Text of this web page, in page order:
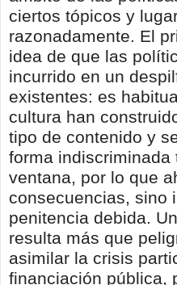
ciertos tópicos y
razonadamente. El
idea de que las
incurrido en un
existentes: es
cultura han
tipo de contenido y
forma
ventana, por lo que
consecuencias, sino
penitencia debida.
resulta más que
asimilar la crisis
financiación pública,